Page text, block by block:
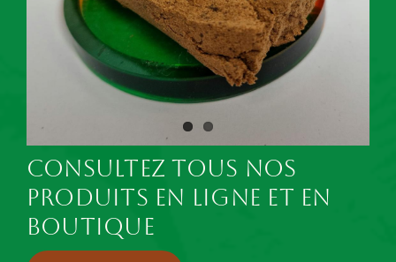
Consultez tous nos
produits en ligne et en
boutique